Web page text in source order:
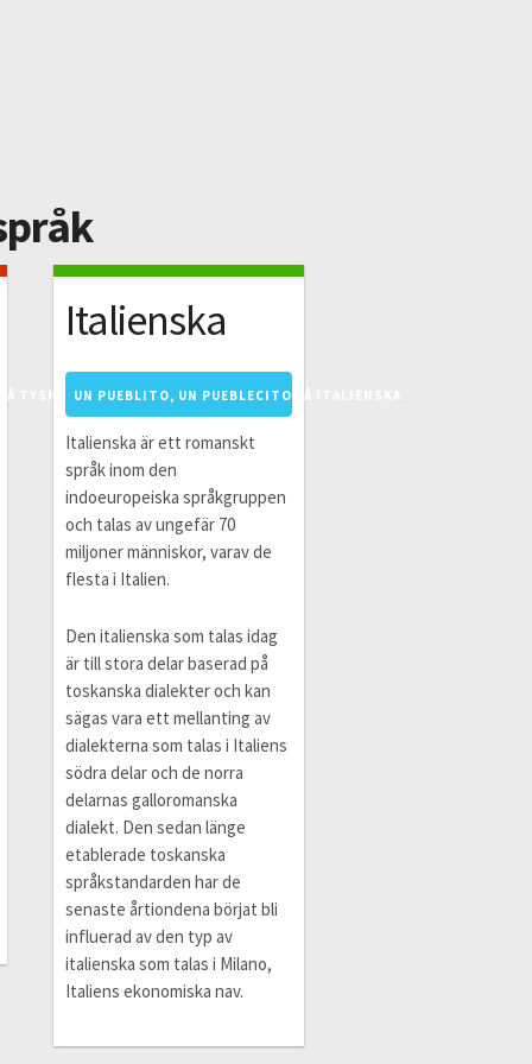
TYSKA
Italienska
UN PUEBLITO, UN PUEBLECITO PÅ ITALIENSKA
Italienska är ett romanskt
språk inom den
indoeuropeiska språkgruppen
och talas av ungefär 70
miljoner människor, varav de
flesta i Italien.
Den italienska som talas idag
är till stora delar baserad på
toskanska dialekter och kan
sägas vara ett mellanting av
dialekterna som talas i Italiens
södra delar och de norra
delarnas galloromanska
dialekt. Den sedan länge
etablerade toskanska
språkstandarden har de
senaste årtiondena börjat bli
influerad av den typ av
italienska som talas i Milano,
Italiens ekonomiska nav.